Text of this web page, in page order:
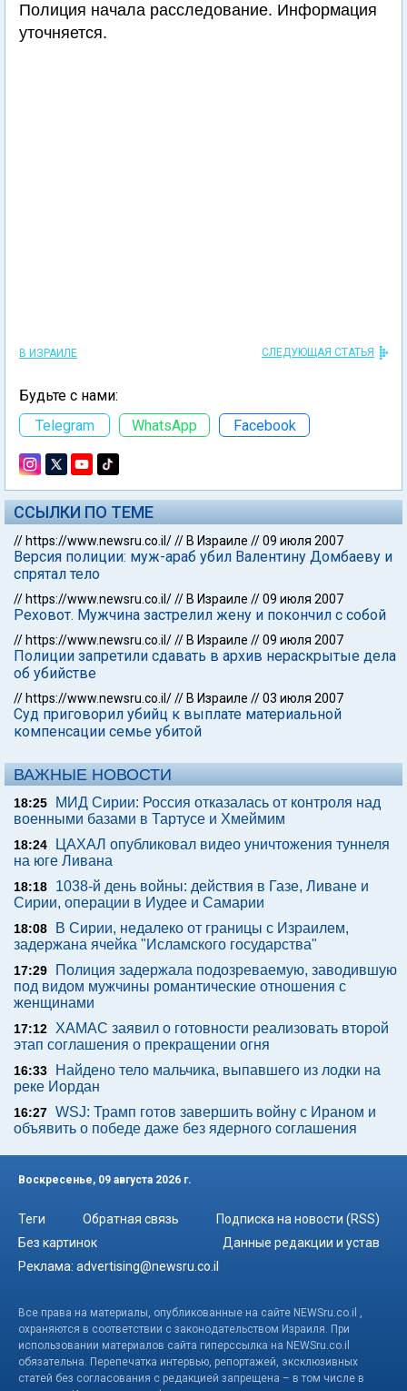
Полиция начала расследование. Информация
уточняется.
В ИЗРАИЛЕ СЛЕДУЮЩАЯ СТАТЬЯ
Будьте с нами:
Telegram
WhatsApp Facebook
ССЫЛКИ ПО ТЕМЕ
// https://www.newsru.co.il/// В Израиле //09 июля 2007
Версия полиции: муж-араб убил Валентину Домбаеву и
спрятал тело
// https://www.newsru.co.il/// В Израиле //09 июля 2007
Реховот. Мужчина застрелил жену и покончил с собой
// https://www.newsru.co.il/// В Израиле //09 июля 2007
Полиции запретили сдавать в архив нераскрытые дела
об убийстве
// https://www.newsru.co.il/// В Израиле //03 июля 2007
Суд приговорил убийц к выплате материальной
компенсации семье убитой
ВАЖНЫЕ НОВОСТИ
18:25
МИД Сирии: Россия отказалась от контроля над
военными базами в Тартусе и Хмеймим
18:24
ЦАХАЛ опубликовал видео уничтожения туннеля
на юге Ливана
18:18
1038-й день войны: действия в Газе, Ливане и
Сирии, операции в Иудее и Самарии
18:08
В Сирии, недалеко от границы с Израилем,
задержана ячейка "Исламского государства"
17:29
Полиция задержала подозреваемую, заводившую
под видом мужчины романтические отношения с
женщинами
17:12
ХАМАС заявил о готовности реализовать второй
этап соглашения о прекращении огня
16:33
Найдено тело мальчика, выпавшего из лодки на
реке Иордан
16:27 WSJ: Трамп готов завершить войну с Ираном и
объявить о победе даже без ядерного соглашения
Воскресенье, 09 августа 2026 г.
Теги Обратная связь
Подписка на новости (RSS)
Без картинок
Данные редакции и устав
Реклама: advertising@newsru.co.il
Все права на материалы, опубликованные на сайте NEWSru.co.il ,
охраняются в соответствии с законодательством Израиля. При
использовании материалов сайта гиперссылка на NEWSru.co.il
обязательна. Перепечатка интервью, репортажей, эксклюзивных
статей без согласования с редакцией запрещена – в том числе в